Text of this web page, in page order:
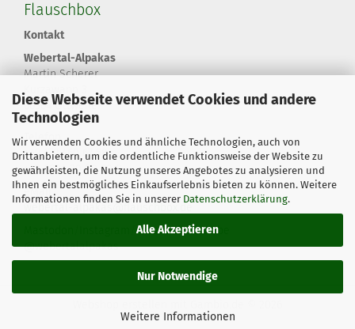
Diese Webseite verwendet Cookies und andere
Technologien
Wir verwenden Cookies und ähnliche Technologien, auch von
Drittanbietern, um die ordentliche Funktionsweise der Website zu
gewährleisten, die Nutzung unseres Angebotes zu analysieren und
Ihnen ein bestmögliches Einkaufserlebnis bieten zu können. Weitere
Informationen finden Sie in unserer Datenschutzerklärung.
Alle Akzeptieren
Nur Notwendige
Weitere Informationen
Flauschbox
Kontakt
Webertal-Alpakas
Martin Scherer
Kurzawann 3
66564 Ottweiler
Telefon
+49 179 460 67 58
+49 6824 20 80 60 8
eMail
Facebook/YouTube
@webertalalpakas